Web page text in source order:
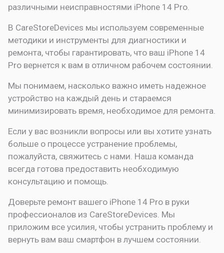
различными неисправностями iPhone 14 Pro.
В CareStoreDevices мы используем современные
методики и инструменты для диагностики и
ремонта, чтобы гарантировать, что ваш iPhone 14
Pro вернется к вам в отличном рабочем состоянии.
Мы понимаем, насколько важно иметь надежное
устройство на каждый день и стараемся
минимизировать время, необходимое для ремонта.
Если у вас возникли вопросы или вы хотите узнать
больше о процессе устранение проблемы,
пожалуйста, свяжитесь с нами. Наша команда
всегда готова предоставить необходимую
консультацию и помощь.
Доверьте ремонт вашего iPhone 14 Pro в руки
профессионалов из CareStoreDevices. Мы
приложим все усилия, чтобы устранить проблему и
вернуть вам ваш смартфон в лучшем состоянии.